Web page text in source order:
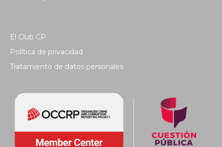
El Club CP
Política de privacidad
Tratamiento de datos personales